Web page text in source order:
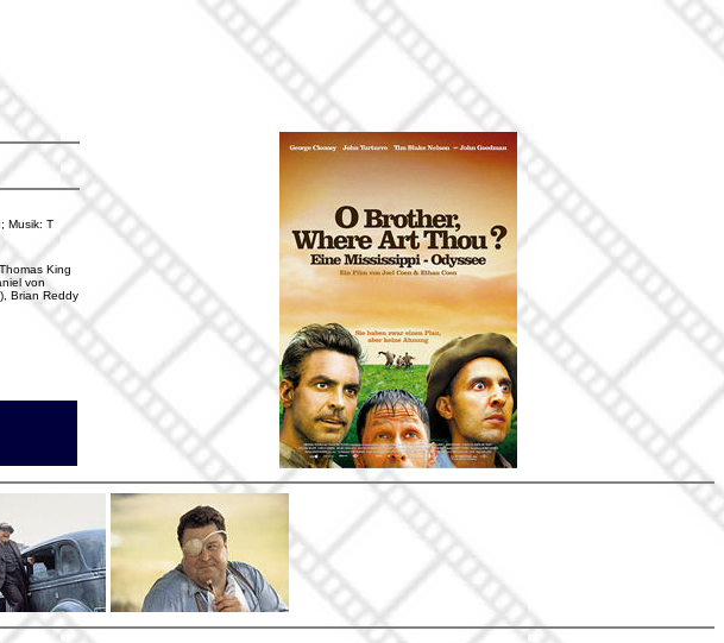
Musik: T
King
von
Brian Reddy